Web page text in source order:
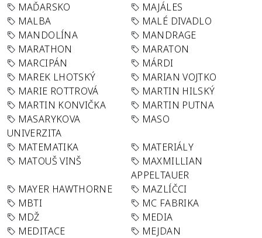
MAĎARSKO
MAJÁLES
MALBA
MALÉ DIVADLO
MANDOLÍNA
MANDRAGE
MARATHON
MARATON
MARCIPÁN
MÁRDI
MAREK LHOTSKÝ
MARIAN VOJTKO
MARIE ROTTROVÁ
MARTIN HILSKÝ
MARTIN KONVIČKA
MARTIN PUTNA
MASARYKOVA
UNIVERZITA
MASO
MATEMATIKA
MATERIÁLY
MATOUŠ VINŠ
MAXMILLIAN
APPELTAUER
MAYER HAWTHORNE
MAZLÍČCI
MBTI
MC FABRIKA
MDŽ
MEDIA
MEDITACE
MEJDAN